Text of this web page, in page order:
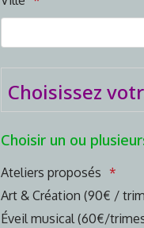
Choisissez
Choisir un ou
Ateliers proposés
Art & Création
Éveil musical (60€/